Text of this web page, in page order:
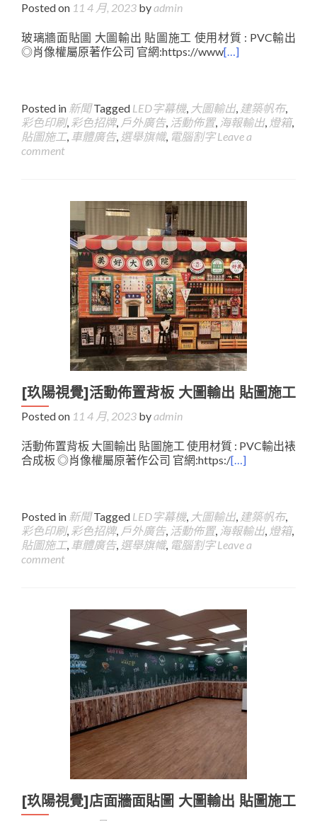
Posted on 11 4 月, 2023 byadmin
玻璃牆面貼圖 大圖輸出 貼圖施工 使用材質 : PVC輸出
◎肖像權屬原著作公司 官網:https://www[…]
Posted in 新聞 Tagged LED字幕機, 大圖輸出, 建築帆布,
彩色印刷, 彩色招牌, 戶外廣告, 活動佈置, 海報輸出, 燈箱,
貼圖施工, 車體廣告, 選舉旗幟, 電腦割字 Leave a
comment
[玖陽視覺]活動佈置背板 大圖輸出 貼圖施工
Posted on 11 4 月, 2023 byadmin
活動佈置背板 大圖輸出 貼圖施工 使用材質 : PVC輸出裱
合成板 ◎肖像權屬原著作公司 官網:https:/[…]
Posted in 新聞 Tagged LED字幕機, 大圖輸出, 建築帆布,
彩色印刷, 彩色招牌, 戶外廣告, 活動佈置, 海報輸出, 燈箱,
貼圖施工, 車體廣告, 選舉旗幟, 電腦割字 Leave a
comment
[玖陽視覺]店面牆面貼圖 大圖輸出 貼圖施工